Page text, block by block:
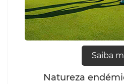
Saiba
Natureza